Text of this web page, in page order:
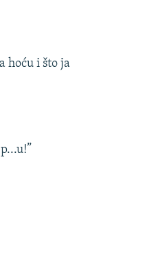
hoću i što ja